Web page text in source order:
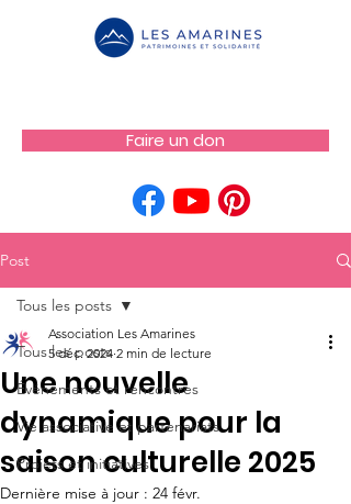
Faire un don
Post
Tous les posts
Événements et rencontres
Vie associative et partenariats
Projets et initiatives
Tous les posts
Une nouvelle
dynamique pour la
saison culturelle 2025
Association Les Amarines
5 déc. 2024 2 min de lecture
Dernière mise à jour : 24 févr.